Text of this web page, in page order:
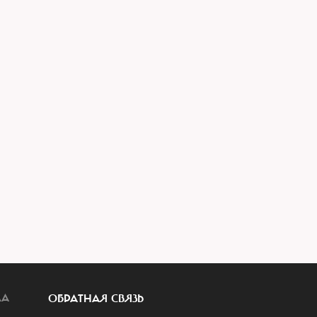
ОБРАТНАЯ СВЯЗЬ